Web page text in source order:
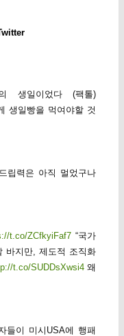
생일이었다 (팩톨)
생일빵을 먹여야할 것
립력은 아직 멀었구나
t.co/ZCfkyiFaf7 “국가
바지만, 제도적 조직화
t.co/SUDDsXwsi4왜
들이 미시USA에 행패